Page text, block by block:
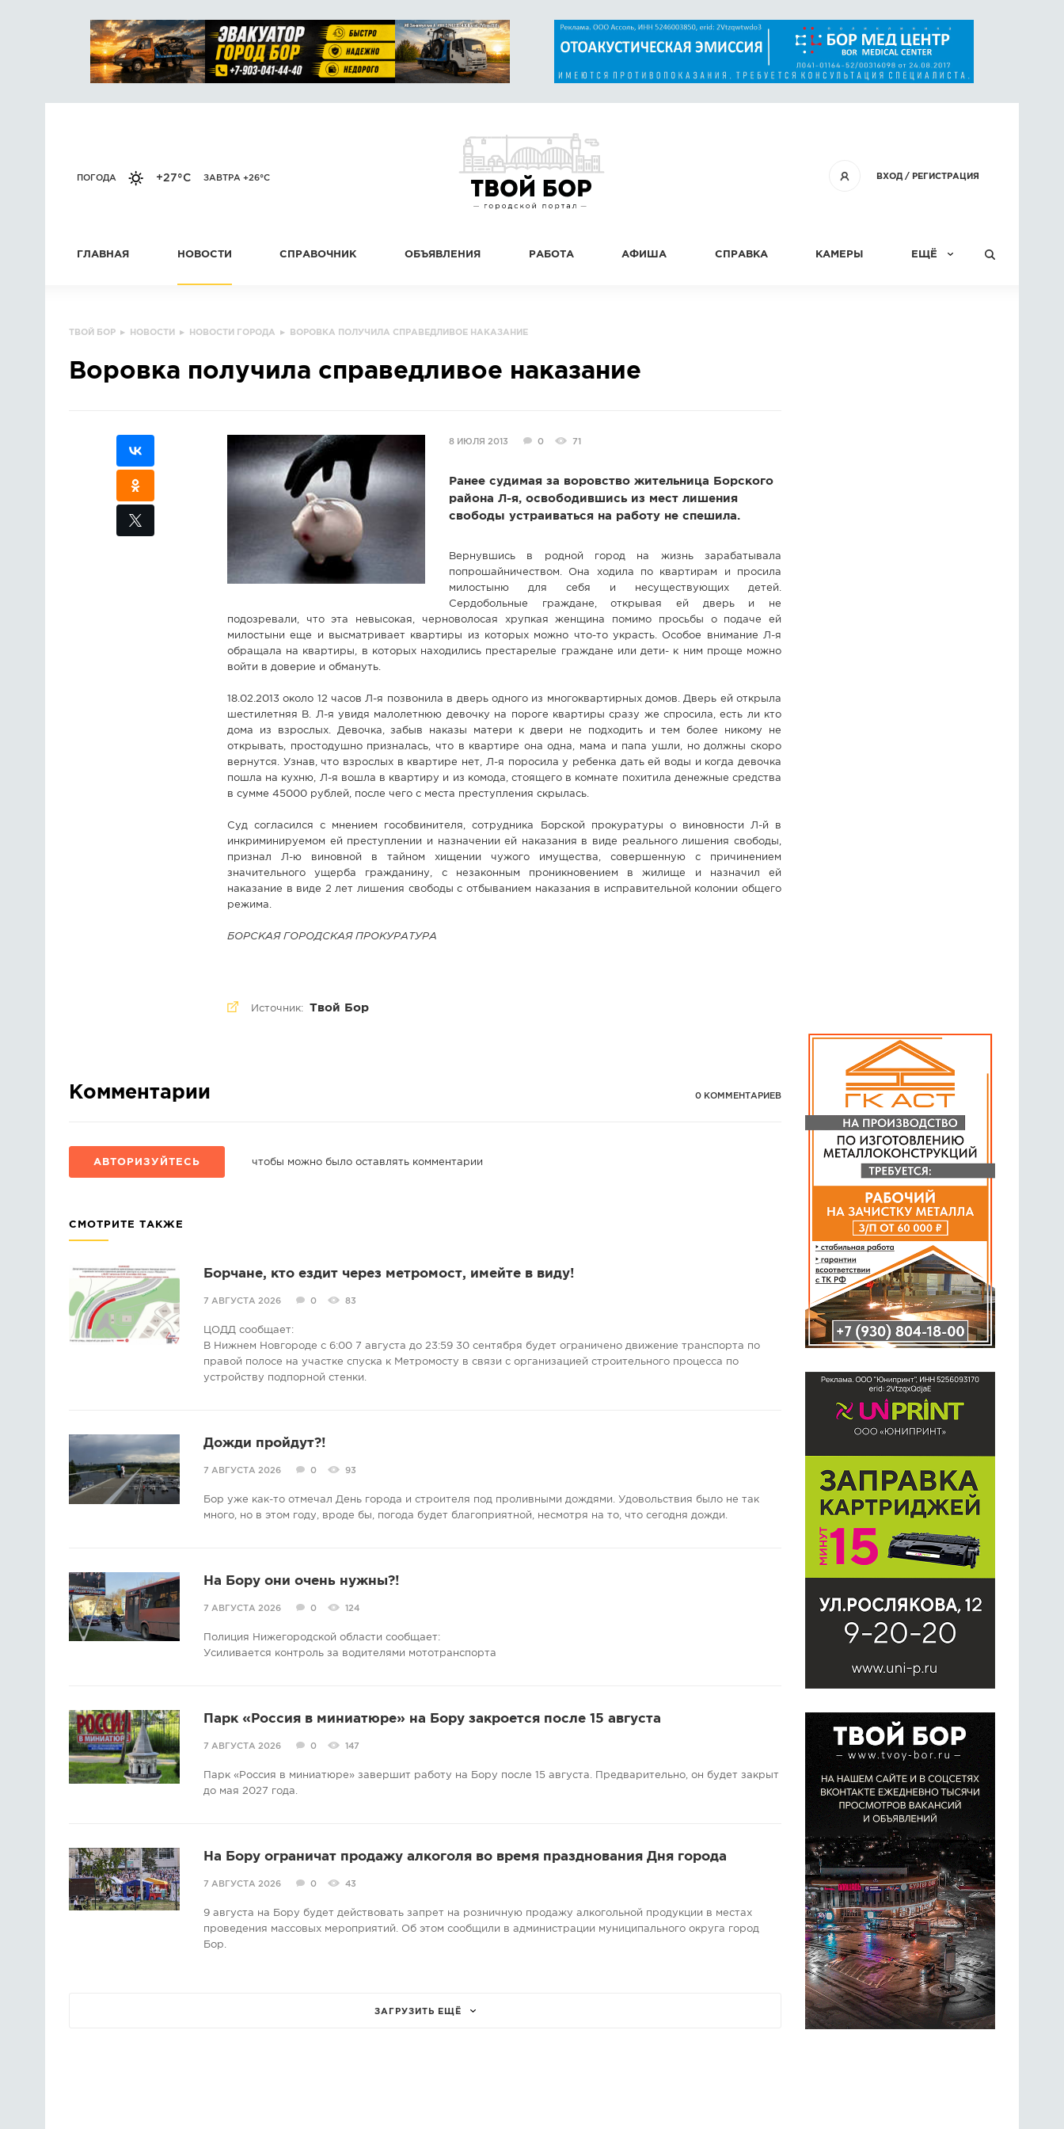
ВХОД/ РЕГИСТРАЦИЯ
ПОГОДА +27°C ЗАВТРА +26°C
ГЛАВНАЯ НОВОСТИ СПРАВОЧНИК ОБЪЯВЛЕНИЯ РАБОТА АФИША СПРАВКА КАМЕРЫ ЕЩЁ
ТВОЙ БОР ▸ НОВОСТИ ▸ НОВОСТИ ГОРОДА ▸ ВОРОВКА ПОЛУЧИЛА СПРАВЕДЛИВОЕ НАКАЗАНИЕ
Воровка получила справедливое наказание
8 ИЮЛЯ 2013 0 71
Ранее судимая за воровство жительница Борского
района Л-я, освободившись из мест лишения
свободы устраиваться на работу не спешила.
Вернувшись в родной город на жизнь зарабатывала
попрошайничеством. Она ходила по квартирам и просила
милостыню для себя и несуществующих детей.
Сердобольные граждане, открывая ей дверь и не
подозревали, что эта невысокая, черноволосая хрупкая женщина помимо просьбы о подаче ей
милостыни еще и высматривает квартиры из которых можно что-то украсть. Особое внимание Л-я
обращала на квартиры, в которых находились престарелые граждане или дети- к ним проще можно
войти в доверие и обмануть.
18.02.2013 около 12 часов Л-я позвонила в дверь одного из многоквартирных домов. Дверь ей открыла
шестилетняя В. Л-я увидя малолетнюю девочку на пороге квартиры сразу же спросила, есть ли кто
дома из взрослых. Девочка, забыв наказы матери к двери не подходить и тем более никому не
открывать, простодушно призналась, что в квартире она одна, мама и папа ушли, но должны скоро
вернутся. Узнав, что взрослых в квартире нет, Л-я поросила у ребенка дать ей воды и когда девочка
пошла на кухню, Л-я вошла в квартиру и из комода, стоящего в комнате похитила денежные средства
в сумме 45000 рублей, после чего с места преступления скрылась.
Суд согласился с мнением гособвинителя, сотрудника Борской прокуратуры о виновности Л-й в
инкриминируемом ей преступлении и назначении ей наказания в виде реального лишения свободы,
признал Л-ю виновной в тайном хищении чужого имущества, совершенную с причинением
значительного ущерба гражданину, с незаконным проникновением в жилище и назначил ей
наказание в виде 2 лет лишения свободы с отбыванием наказания в исправительной колонии общего
режима.
БОРСКАЯ ГОРОДСКАЯ ПРОКУРАТУРА
Источник: Твой Бор
Комментарии 0 КОММЕНТАРИЕВ
АВТОРИЗУЙТЕСЬ чтобы можно было оставлять комментарии
СМОТРИТЕ ТАКЖЕ
Борчане, кто ездит через метромост, имейте в виду!
7 АВГУСТА 2026 0 83
ЦОДД сообщает:
В Нижнем Новгороде с 6:00 7 августа до 23:59 30 сентября будет ограничено движение транспорта по
правой полосе на участке спуска к Метромосту в связи с организацией строительного процесса по
устройству подпорной стенки.
Дожди пройдут?!
7 АВГУСТА 2026 0 93
Бор уже как-то отмечал День города и строителя под проливными дождями. Удовольствия было не так
много, но в этом году, вроде бы, погода будет благоприятной, несмотря на то, что сегодня дожди.
На Бору они очень нужны?!
7 АВГУСТА 2026 0 124
Полиция Нижегородской области сообщает:
Усиливается контроль за водителями мототранспорта
Парк «Россия в миниатюре» на Бору закроется после 15 августа
7 АВГУСТА 2026 0 147
Парк «Россия в миниатюре» завершит работу на Бору после 15 августа. Предварительно, он будет закрыт
до мая 2027 года.
На Бору ограничат продажу алкоголя во время празднования Дня города
7 АВГУСТА 2026 0 43
9 августа на Бору будет действовать запрет на розничную продажу алкогольной продукции в местах
проведения массовых мероприятий. Об этом сообщили в администрации муниципального округа город
Бор.
ЗАГРУЗИТЬ ЕЩЁ